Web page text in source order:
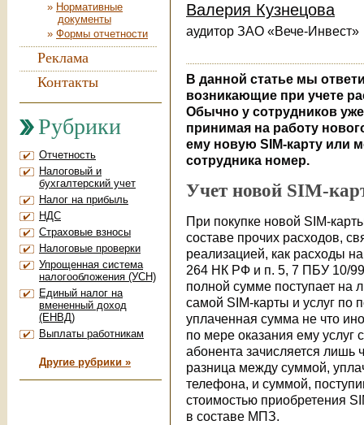
Нормативные
документы
Формы отчетности
Реклама
Контакты
Рубрики
Отчетность
Налоговый и
бухгалтерский учет
Налог на прибыль
НДС
Страховые взносы
Налоговые проверки
Упрощенная система
налогообложения (УСН)
Единый налог на
вмененный доход
(ЕНВД)
Выплаты работникам
Другие рубрики »
Валерия Кузнецова
аудитор ЗАО «Вече-Инвест»
В данной статье мы
возникающие при учете
Обычно у сотрудников
принимая на работу
ему новую SIM-карту или
сотрудника номер.
Учет новой SIM-
При покупке новой SIM-
составе прочих расходов,
реализацией, как расходы
264 НК РФ и п. 5, 7 ПБУ 10/
полной сумме поступает на
самой SIM-карты и услуг по
уплаченная сумма не что
по мере оказания ему услуг
абонента зачисляется лишь
разница между суммой,
телефона, и суммой,
стоимостью приобретения
в составе МПЗ.